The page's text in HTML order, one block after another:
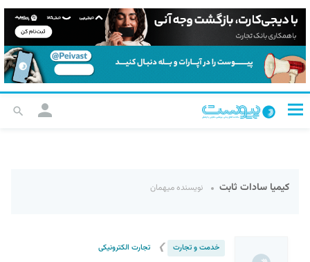
کیمیا سادات ثابت نویسنده میهمان
خدمت و تجارت ❯ تجارت الکترونیکی